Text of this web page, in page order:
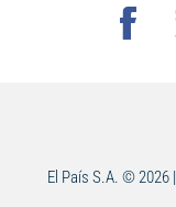
El País S.A. © 2026